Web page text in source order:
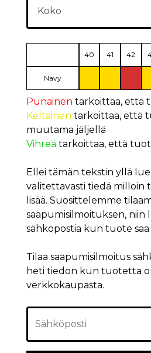
40 41 42
Navy
Punainen tarkoittaa, että
Keltainen tarkoittaa, että
muutama jäljellä
Vihreä tarkoittaa, että
Ellei tämän tekstin yllä
valitettavasti tiedä milloin
lisää. Suosittelemme
saapumisilmoituksen, niin
sähköpostia kun tuote
Tilaa saapumisilmoitus
heti tiedon kun tuotetta
verkkokaupasta.